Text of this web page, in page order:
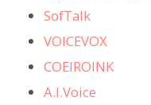
SofTalk
VOICEVOX
COEIROINK
A.I.Voice